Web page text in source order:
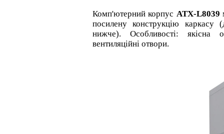
Комп'ютерний корпус ATX-L8039
посилену конструкцію каркасу
нижче). Особливості: якісна
вентиляційні отвори.